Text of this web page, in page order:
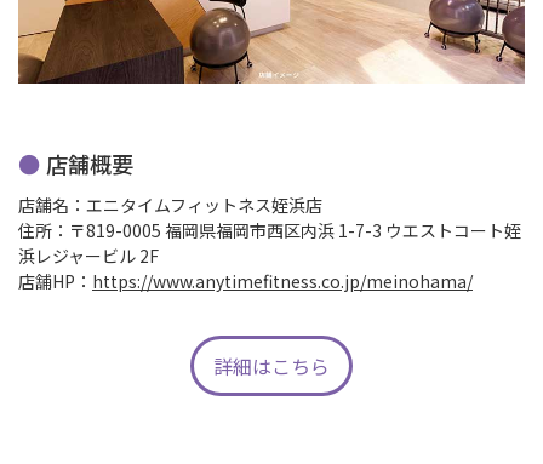
店舗概要
店舗名：エニタイムフィットネス姪浜店
住所：〒819-0005 福岡県福岡市西区内浜 1-7-3 ウエストコート姪
浜レジャービル 2F
店舗HP： https://www.anytimefitness.co.jp/meinohama/
詳細はこちら